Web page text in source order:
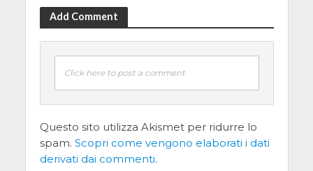
Add Comment
Click here to post a comment
Questo sito utilizza Akismet per ridurre lo
spam. Scopri come vengono elaborati i dati
derivati dai commenti.